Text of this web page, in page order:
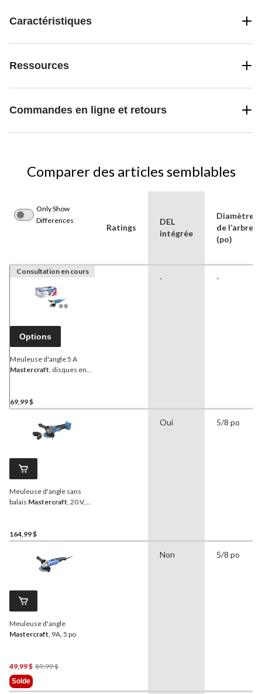
Caractéristiques
Ressources
Commandes en ligne et retours
Comparer des articles semblables
Only Show
Differences
Ratings
DEL
intégrée
Diamètre
de l’arbre
(po)
Consultation en cours
Options
Meuleuse d'angle 5 A
Mastercraft , disques en
69,99 $
- -
Meuleuse d'angle sans
balais Mastercraft , 20 V,
164,99 $
Oui 5/8 po
Meuleuse d'angle
Mastercraft , 9A, 5 po
49,99 $ 89,99 $Prix
89,99 $
Solde
Non 5/8 po